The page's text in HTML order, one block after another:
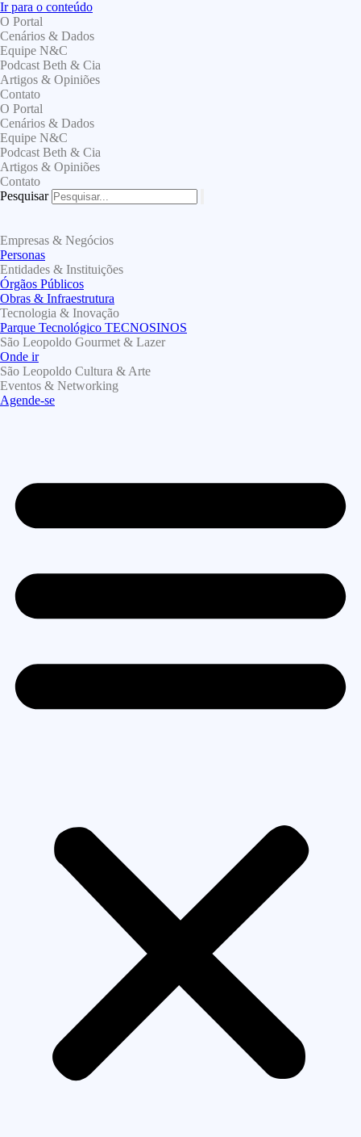
Ir para o conteúdo
O Portal
Cenários & Dados
Equipe N&C
Podcast Beth & Cia
Artigos & Opiniões
Contato
O Portal
Cenários & Dados
Equipe N&C
Podcast Beth & Cia
Artigos & Opiniões
Contato
Pesquisar
Empresas & Negócios
Personas
Entidades & Instituições
Órgãos Públicos
Obras & Infraestrutura
Tecnologia & Inovação
Parque Tecnológico TECNOSINOS
São Leopoldo Gourmet & Lazer
Onde ir
São Leopoldo Cultura & Arte
Eventos & Networking
Agende-se